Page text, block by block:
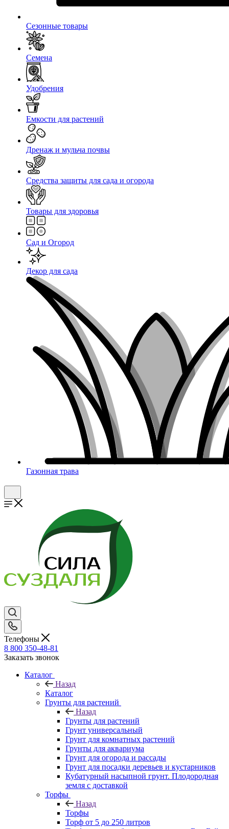
Сезонные товары
Семена
Удобрения
Емкости для растений
Дренаж и мульча почвы
Средства защиты для сада и огорода
Товары для здоровья
Сад и Огород
Декор для сада
Газонная трава
Телефоны
8 800 350-48-81
Заказать звонок
Каталог
Назад
Каталог
Грунты для растений
Назад
Грунты для растений
Грунт универсальный
Грунт для комнатных растений
Грунты для аквариума
Грунт для огорода и рассады
Грунт для посадки деревьев и кустарников
Кубатурный насыпной грунт. Плодородная
земля с доставкой
Торфы
Назад
Торфы
Торф от 5 до 250 литров